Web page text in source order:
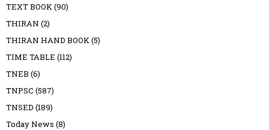
TEXT BOOK(90)
THIRAN (2)
THIRAN HAND BOOK(5)
TIME TABLE (112)
TNEB (6)
TNPSC (587)
TNSED (189)
Today News (8)